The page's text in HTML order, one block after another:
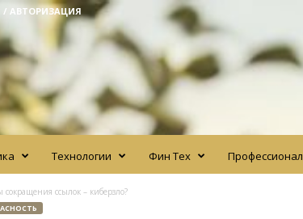
/ АВТОРИЗАЦИЯ
Технологии Фин Тех Профессионал
сокращения ссылок – киберзло?